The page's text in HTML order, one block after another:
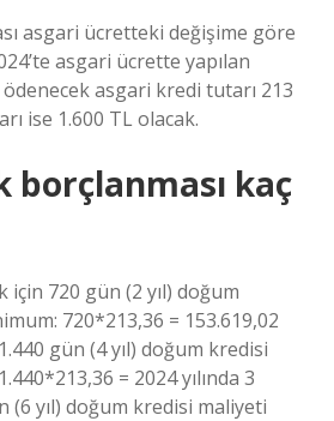
asgari ücretteki değişime göre
asgari ücrette yapılan
asgari kredi tutarı 213
ise 1.600 TL olacak.
borçlanması kaç
için 720 gün (2 yıl) doğum
720*213,36 = 153.619,02
gün (4 yıl) doğum kredisi
= 2024 yılında 3
(6 yıl) doğum kredisi maliyeti